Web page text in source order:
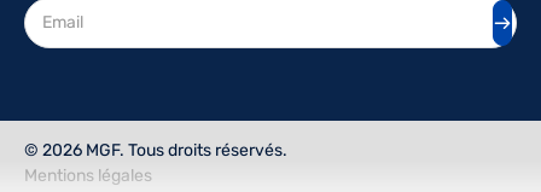
Adresse mail
© 2026 MGF. Tous droits réservés.
Mentions légales